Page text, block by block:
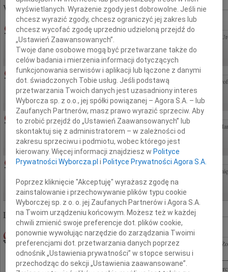
Wyróżnione ogłoszenia:
MARIANNA CZASAK07.08.2026WARSZAWA
W dniu 22 lipca 2026 roku zmarła w wieku 90 lat Marianna Czasak z domu Krysiak
dnia 10 sierpnia 2026 roku (poniedziałek) o godzinie 11:30 w Sali B Domu...
EUGENIUSZ BUTRUK07.08.2026CAŁA POLSKA
Żegnamy z poczuciem nieodżałowanej straty Mistrza i Wizjonera Gastroenterologii
Profesora nikt nie zastąpi Z żalem wychowankowie Jarosław i Anna Regułowie
06.08.2026KATOWICE
Drogiej Koleżance Sabinie Kacan składamy wyrazy współczucia z powodu śmierci
przeżywamy to smutne wydarzenie. Zarząd, Koleżanki i Koledzy z Vinci & Vinci
MAŁGORZATA KOŚCIELSKA06.08.2026CAŁA POLSKA
Z głębokim smutkiem żegnamy Panią Profesor Małgorzatę Kościelską naszą
klinicznej dziecka w Polsce, osobę, która uczyła nas myślenia...
Liczba znalezionych nekrologów: 322 864
JOANNA MIKULSKA-MEDER30.06.2009WARSZAWA
Dr. n. med. Januszowi Mederowi wyrazy głębokiego współczucia z powodu śmierci
Meder składa zespół Kliniki Nowotworów Piersi i Chirurgii...
Dr. n. med. Januszowi Mederowi wyrazy najszczerszego współczucia z powodu
wyświetlanych. Wyrażenie zgody jest dobrowolne. Jeśli nie
chcesz wyrazić zgody, chcesz ograniczyć jej zakres lub
chcesz wycofać zgodę uprzednio udzieloną przejdź do
„Ustawień Zaawansowanych”.
Twoje dane osobowe mogą być przetwarzane także do
celów badania i mierzenia informacji dotyczących
funkcjonowania serwisów i aplikacji lub łączone z danymi
dot. świadczonych Tobie usług. Jeśli podstawą
przetwarzania Twoich danych jest uzasadniony interes
Wyborcza sp. z o.o., jej spółki powiązanej – Agora S.A. – lub
Zaufanych Partnerów, masz prawo wyrazić sprzeciw. Aby
to zrobić przejdź do „Ustawień Zaawansowanych” lub
skontaktuj się z administratorem – w zależności od
zakresu sprzeciwu i podmiotu, wobec którego jest
kierowany. Więcej informacji znajdziesz wPolityce
Prywatności Wyborcza.pl iPolityce Prywatności Agora S.A.
Poprzez kliknięcie "Akceptuję" wyrażasz zgodę na
zainstalowanie i przechowywanie plików typu cookie
Wyborczej sp. z o. o. jej Zaufanych Partnerów i Agora S.A.
na Twoim urządzeniu końcowym. Możesz też w każdej
chwili zmienić swoje preferencje dot. plików cookie,
ponownie wywołując narzędzie do zarządzania Twoimi
preferencjami dot. przetwarzania danych poprzez
odnośnik „Ustawienia prywatności” w stopce serwisu i
przechodząc do sekcji „Ustawienia zaawansowane”.